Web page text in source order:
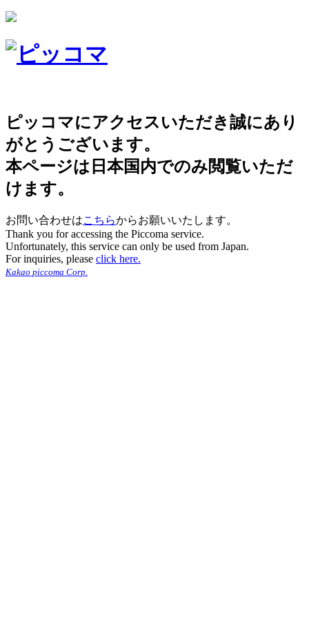
ピッコマにアクセスいただき誠にあり
がとうございます。
本ページは日本国内でのみ閲覧いただ
けます。
お問い合わせはこちらからお願いいたします。
Thank you for accessing the Piccoma service.
Unfortunately, this service can only be used from Japan.
For inquiries, please click here.
Kakao piccoma Corp.